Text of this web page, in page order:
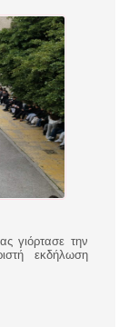
γιόρτασε την
εκδήλωση